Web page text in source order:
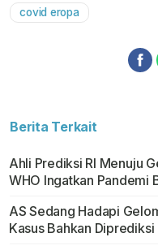
covid eropa
Berita Terkait
Ahli Prediksi RI Menuju
WHO Ingatkan Pandemi
AS Sedang Hadapi
Kasus Bahkan